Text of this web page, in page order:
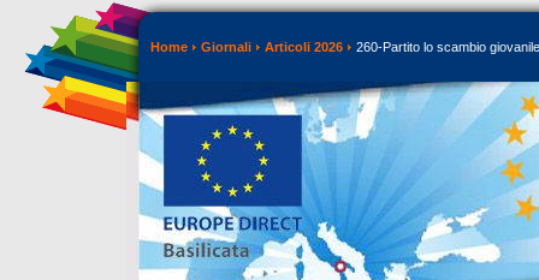
Home Giornali Articoli 2026 260-Partito lo scambio